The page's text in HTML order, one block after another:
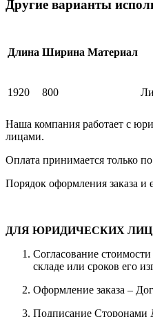
Другие варианты
Длина Ширина Материал
1920 800
Наша компания работает с
лицами.
Оплата принимается только
Порядок оформления заказа и
ДЛЯ ЮРИДИЧЕСКИХ ЛИЦ
Согласование
складе или сроков его
Оформление заказа –
Подписание Сторонами